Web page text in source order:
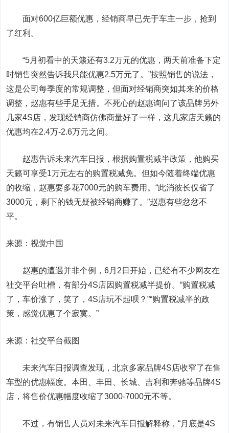
面对600亿巨额优惠，经销商早已先于车主一步，抢到
了红利。
“5月初看中的天籁还有3.2万元的优惠，两天前准备下定
时销售突然告诉我只能优惠2.5万元了。”按照销售的说法，
这是公司每季度的常规调整，但面对经销商突如其来的价格
调整，赵惠有些手足无措。不死心的赵惠询问了该品牌另外
几家4S店，发现经销商仿佛商量好了一样，这几家店天籁的
优惠均在2.4万-2.6万元之间。
赵惠告诉未来汽车日报，根据购置税减半政策，他购买
天籁可享受1万元左右的购置税减免。但如今随着终端优惠
的收缩，赵惠要多花7000元的购车费用。“此消彼长仅省了
3000元，剩下的钱无疑被经销商赚了。”赵惠有些忿忿不
平。
来源：视觉中国
赵惠的遭遇并非个例，6月2日开始，已经有不少网友在
社交平台吐槽，有部分4S店因购置税减半提价。“购置税减
了，车价涨了，笑了，4S店玩不起呗？”“购置税减半的政
策，感觉优惠了个寂寞。”
来源：社交平台截图
未来汽车日报调查发现，北京多家品牌4S店收窄了在售
车型的优惠幅度。本田、丰田、长城、吉利和奔驰等品牌4S
店，将售价优惠幅度收缩了3000-7000元不等。
不过，有销售人员对未来汽车日报解释称，“月底是4S